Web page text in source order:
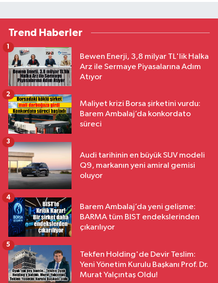
Trend Haberler
Bewen Enerji, 3,8 milyar TL'lik Halka
Arz ile Sermaye Piyasalarına Adım
Atıyor
1
Maliyet krizi Borsa şirketini vurdu:
Barem Ambalaj’da konkordato
süreci
2
Audi tarihinin en büyük SUV modeli
Q9, markanın yeni amiral gemisi
oluyor
3
Barem Ambalaj’da yeni gelişme:
BARMA tüm BIST endekslerinden
çıkarılıyor
4
Tekfen Holding'de Devir Teslim:
Yeni Yönetim Kurulu Başkanı Prof. Dr.
Murat Yalçıntaş Oldu!
5